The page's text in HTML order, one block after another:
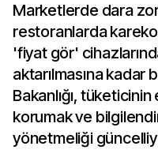
Marketlerde dara
restoranlarda
'fiyat gör'
aktarılmasına
Bakanlığı, tüketicinin
korumak ve
yönetmeliği